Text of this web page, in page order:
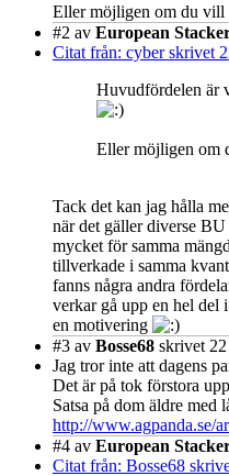
Eller möjligen om du vill
#2 av European
Citat från: cyber skrivet
Huvudfördelen är
Eller möjligen om
Tack det kan jag hålla
när det gäller diverse
mycket för samma
tillverkade i samma
fanns några andra
verkar gå upp en hel del
en motivering
#3 av Bosse68 skrivet
Jag tror inte att dagens
Det är på tok förstora
Satsa på dom äldre med
http://www.agpanda.se/
#4 av European
Citat från: Bosse68